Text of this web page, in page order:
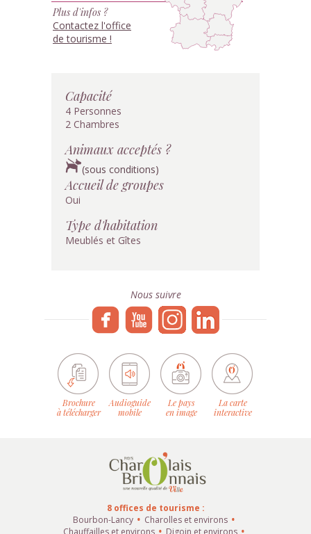
Plus d'infos ?
Contactez l'office
de tourisme !
Capacité
4 Personnes
2 Chambres
Animaux acceptés ?
(sous conditions)
Accueil de groupes
Oui
Type d'habitation
Meublés et Gîtes
Nous suivre
Brochure
à télécharger
Audioguide
mobile
Le pays
en image
La carte
interactive
8 offices de tourisme :
Bourbon-Lancy
Charolles et environs
Chauffailles et environs
Digoin et environs